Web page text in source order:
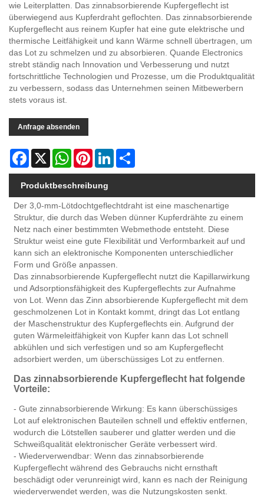
wie Leiterplatten. Das zinnabsorbierende Kupfergeflecht ist
überwiegend aus Kupferdraht geflochten. Das zinnabsorbierende
Kupfergeflecht aus reinem Kupfer hat eine gute elektrische und
thermische Leitfähigkeit und kann Wärme schnell übertragen, um
das Lot zu schmelzen und zu absorbieren. Quande Electronics
strebt ständig nach Innovation und Verbesserung und nutzt
fortschrittliche Technologien und Prozesse, um die Produktqualität
zu verbessern, sodass das Unternehmen seinen Mitbewerbern
stets voraus ist.
Anfrage absenden
Facebook
X WhatsAppPinterestLinkedIn
Produktbeschreibung
Der 3,0-mm-Lötdochtgeflechtdraht ist eine maschenartige
Struktur, die durch das Weben dünner Kupferdrähte zu einem
Netz nach einer bestimmten Webmethode entsteht. Diese
Struktur weist eine gute Flexibilität und Verformbarkeit auf und
kann sich an elektronische Komponenten unterschiedlicher
Form und Größe anpassen.
Das zinnabsorbierende Kupfergeflecht nutzt die Kapillarwirkung
und Adsorptionsfähigkeit des Kupfergeflechts zur Aufnahme
von Lot. Wenn das Zinn absorbierende Kupfergeflecht mit dem
geschmolzenen Lot in Kontakt kommt, dringt das Lot entlang
der Maschenstruktur des Kupfergeflechts ein. Aufgrund der
guten Wärmeleitfähigkeit von Kupfer kann das Lot schnell
abkühlen und sich verfestigen und so am Kupfergeflecht
adsorbiert werden, um überschüssiges Lot zu entfernen.
Das zinnabsorbierende Kupfergeflecht hat folgende
Vorteile:
- Gute zinnabsorbierende Wirkung: Es kann überschüssiges
Lot auf elektronischen Bauteilen schnell und effektiv entfernen,
wodurch die Lötstellen sauberer und glatter werden und die
Schweißqualität elektronischer Geräte verbessert wird.
- Wiederverwendbar: Wenn das zinnabsorbierende
Kupfergeflecht während des Gebrauchs nicht ernsthaft
beschädigt oder verunreinigt wird, kann es nach der Reinigung
wiederverwendet werden, was die Nutzungskosten senkt.